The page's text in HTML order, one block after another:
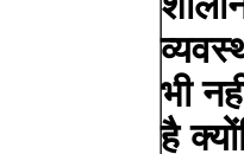
भी
है